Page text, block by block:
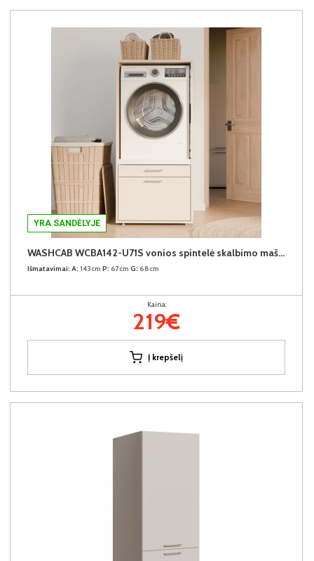
YRA SANDĖLYJE
WASHCAB WCBA142-U71S vonios spintelė skalbimo mašinai
Išmatavimai: A: 143cm P: 67cm G: 68cm
Kaina:
219€
Į krepšelį